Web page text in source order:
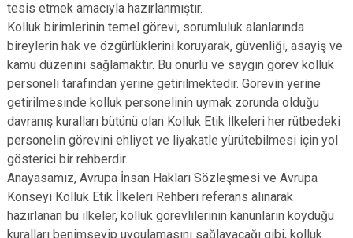
tesis etmek amacıyla hazırlanmıştır.
Kolluk birimlerinin temel görevi, sorumluluk alanlarında
bireylerin hak ve özgürlüklerini koruyarak, güvenliği, asayiş ve
kamu düzenini sağlamaktır. Bu onurlu ve saygın görev kolluk
personeli tarafından yerine getirilmektedir. Görevin yerine
getirilmesinde kolluk personelinin uymak zorunda olduğu
davranış kuralları bütünü olan Kolluk Etik İlkeleri her rütbedeki
personelin görevini ehliyet ve liyakatle yürütebilmesi için yol
gösterici bir rehberdir.
Anayasamız, Avrupa İnsan Hakları Sözleşmesi ve Avrupa
Konseyi Kolluk Etik İlkeleri Rehberi referans alınarak
hazırlanan bu ilkeler, kolluk görevlilerinin kanunların koyduğu
kuralları benimseyip uygulamasını sağlayacağı gibi, kolluk